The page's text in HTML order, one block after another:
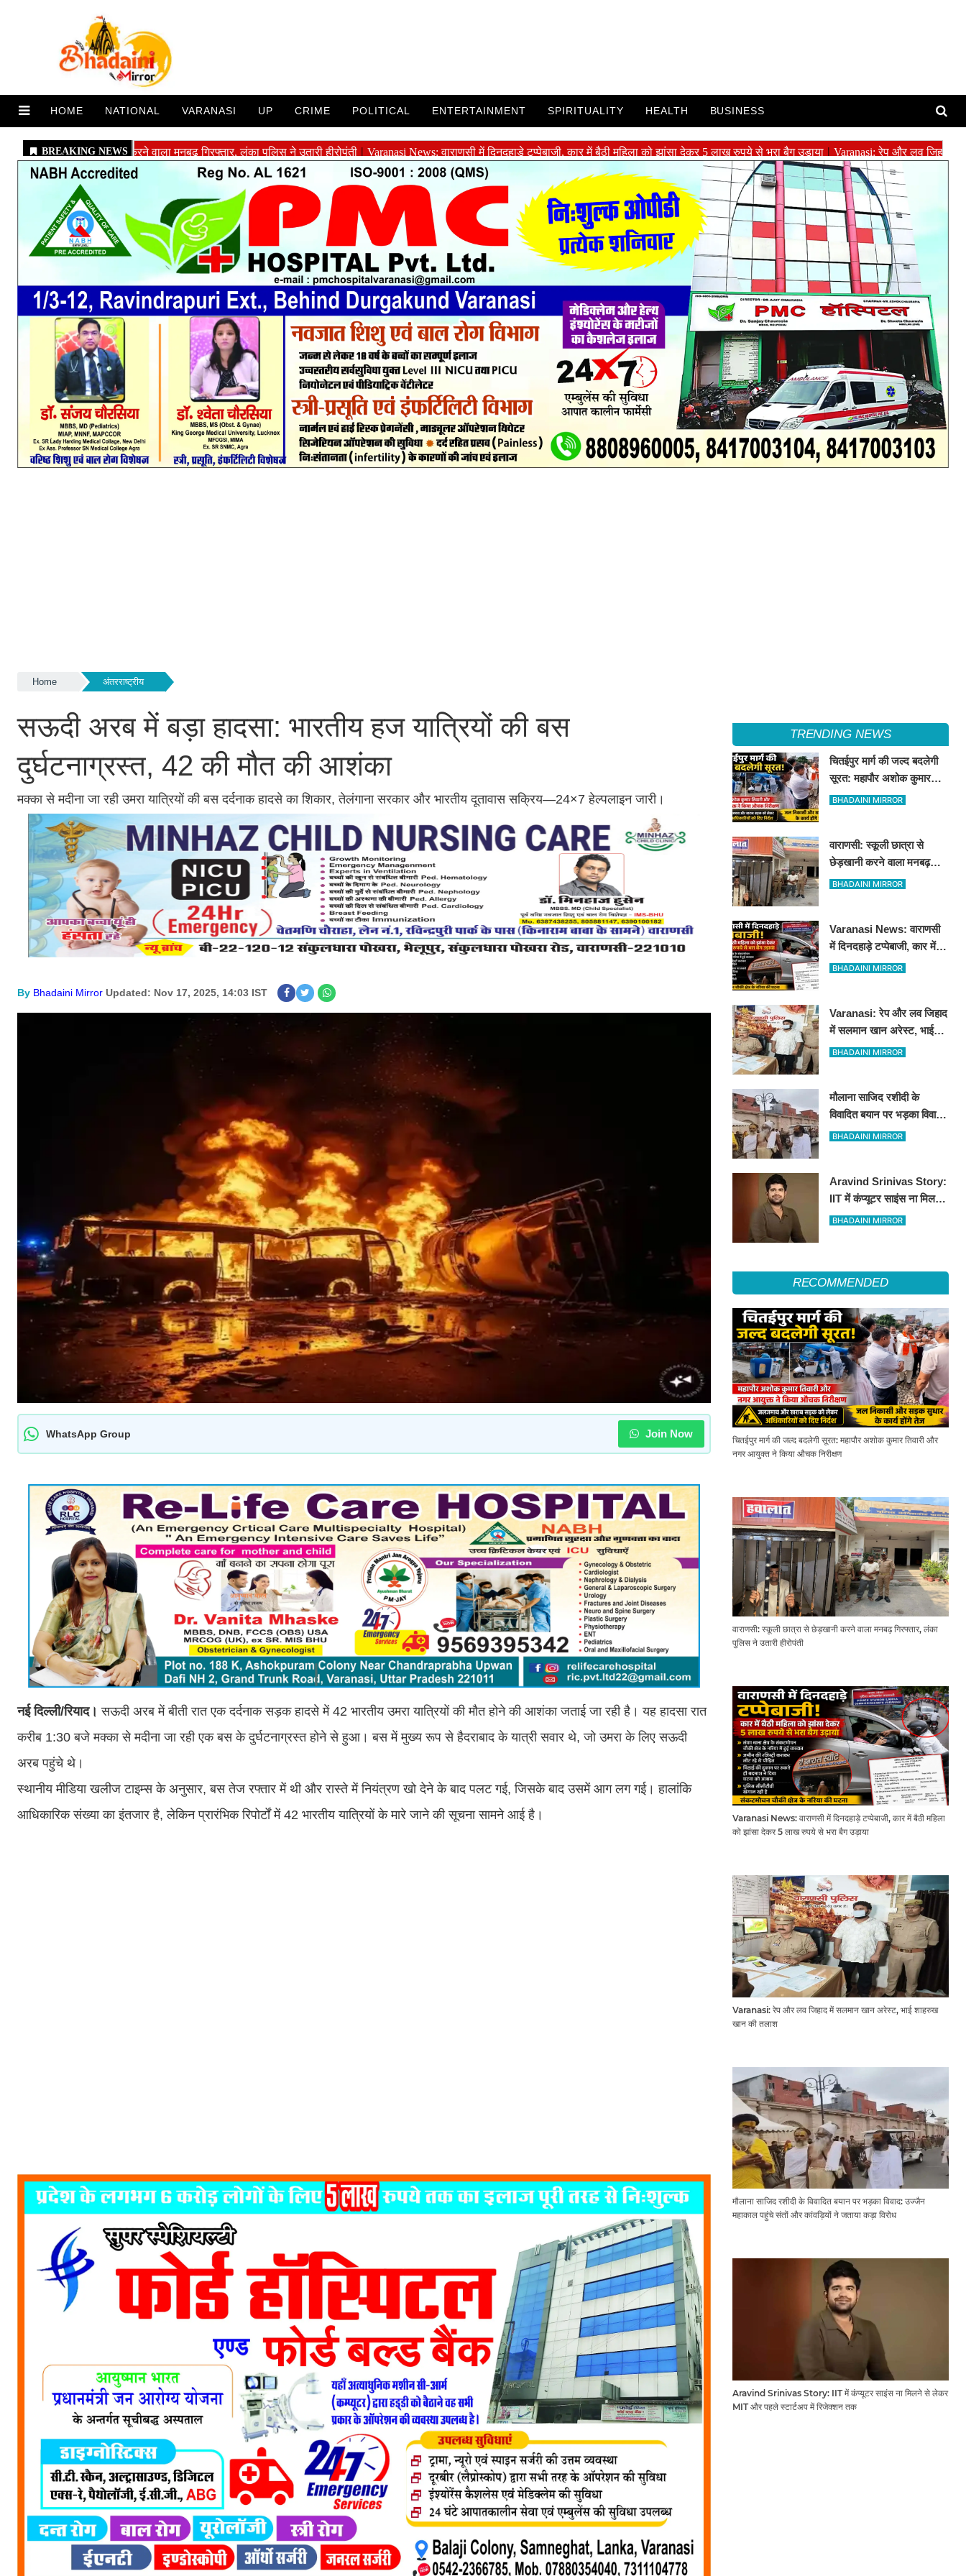
HOME NATIONAL VARANASI UP CRIME POLITICAL ENTERTAINMENT SPIRITUALITY HEALTH BUSINESS
Home अंतरराष्ट्रीय
सऊदी अरब में बड़ा हादसा: भारतीय हज यात्रियों की बस
दुर्घटनाग्रस्त, 42 की मौत की आशंका
मक्का से मदीना जा रही उमरा यात्रियों की बस दर्दनाक हादसे का शिकार, तेलंगाना सरकार और भारतीय दूतावास सक्रिय—24×7 हेल्पलाइन जारी।
By Bhadaini Mirror Updated: Nov 17, 2025, 14:03 IST
WhatsApp Group Join Now
नई दिल्ली/रियाद। सऊदी अरब में बीती रात एक दर्दनाक सड़क हादसे में 42 भारतीय उमरा यात्रियों की मौत होने की आशंका जताई जा रही है। यह हादसा रात
करीब 1:30 बजे मक्का से मदीना जा रही एक बस के दुर्घटनाग्रस्त होने से हुआ। बस में मुख्य रूप से हैदराबाद के यात्री सवार थे, जो उमरा के लिए सऊदी
अरब पहुंचे थे।
स्थानीय मीडिया खलीज टाइम्स के अनुसार, बस तेज रफ्तार में थी और रास्ते में नियंत्रण खो देने के बाद पलट गई, जिसके बाद उसमें आग लग गई। हालांकि
आधिकारिक संख्या का इंतजार है, लेकिन प्रारंभिक रिपोर्टों में 42 भारतीय यात्रियों के मारे जाने की सूचना सामने आई है।
TRENDING NEWS
चितईपुर मार्ग की जल्द बदलेगी
सूरत: महापौर अशोक कुमार
तिवारी और नगर आयुक्त ने किया
BHADAINI MIRROR
वाराणसी: स्कूली छात्रा से
छेड़खानी करने वाला मनबढ़
गिरफ्तार, लंका पुलिस ने उतारी
BHADAINI MIRROR
Varanasi News: वाराणसी
में दिनदहाड़े टप्पेबाजी, कार में
बैठी महिला को झांसा देकर 5
BHADAINI MIRROR
Varanasi: रेप और लव जिहाद
में सलमान खान अरेस्ट, भाई
शाहरुख खान की तलाश
BHADAINI MIRROR
मौलाना साजिद रशीदी के
विवादित बयान पर भड़का विवाद:
उज्जैन महाकाल पहुंचे संतों और
BHADAINI MIRROR
Aravind Srinivas Story:
IIT में कंप्यूटर साइंस ना मिलने
से लेकर MIT और पहले
BHADAINI MIRROR
RECOMMENDED
चितईपुर मार्ग की जल्द बदलेगी सूरत: महापौर अशोक कुमार तिवारी और
नगर आयुक्त ने किया औचक निरीक्षण
वाराणसी: स्कूली छात्रा से छेड़खानी करने वाला मनबढ़ गिरफ्तार, लंका
पुलिस ने उतारी हीरोपंती
Varanasi News: वाराणसी में दिनदहाड़े टप्पेबाजी, कार में बैठी महिला
को झांसा देकर 5 लाख रुपये से भरा बैग उड़ाया
Varanasi: रेप और लव जिहाद में सलमान खान अरेस्ट, भाई शाहरुख
खान की तलाश
मौलाना साजिद रशीदी के विवादित बयान पर भड़का विवाद: उज्जैन
महाकाल पहुंचे संतों और कांवड़ियों ने जताया कड़ा विरोध
Aravind Srinivas Story: IIT में कंप्यूटर साइंस ना मिलने से लेकर
MIT और पहले स्टार्टअप में रिजेक्शन तक